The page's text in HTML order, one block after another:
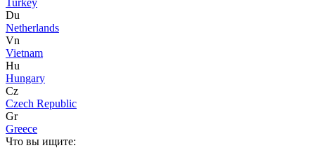
Turkey
Du
Netherlands
Vn
Vietnam
Hu
Hungary
Cz
Czech Republic
Gr
Greece
Что вы ищите: